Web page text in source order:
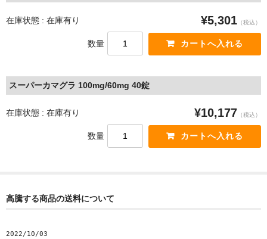
在庫状態 : 在庫有り ¥5,301 （税込）
数量
スーパーカマグラ 100mg/60mg 40錠
在庫状態 : 在庫有り ¥10,177 （税込）
数量
高騰する商品の送料について
2022/10/03